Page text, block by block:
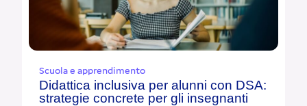
Scuola e apprendimento
Didattica inclusiva per alunni con DSA:
strategie concrete per gli insegnanti